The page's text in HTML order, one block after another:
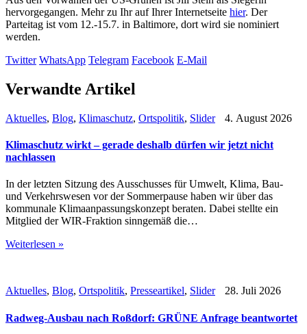
hervorgegangen. Mehr zu Ihr auf Ihrer Internetseite hier. Der
Parteitag ist vom 12.-15.7. in Baltimore, dort wird sie nominiert
werden.
Twitter WhatsApp Telegram Facebook E-Mail
Verwandte Artikel
Aktuelles, Blog, Klimaschutz, Ortspolitik, Slider 4. August 2026
Klimaschutz wirkt – gerade deshalb dürfen wir jetzt nicht
nachlassen
In der letzten Sitzung des Ausschusses für Umwelt, Klima, Bau-
und Verkehrswesen vor der Sommerpause haben wir über das
kommunale Klimaanpassungskonzept beraten. Dabei stellte ein
Mitglied der WIR-Fraktion sinngemäß die…
Weiterlesen »
Aktuelles, Blog, Ortspolitik, Presseartikel, Slider 28. Juli 2026
Radweg-Ausbau nach Roßdorf: GRÜNE Anfrage beantwortet